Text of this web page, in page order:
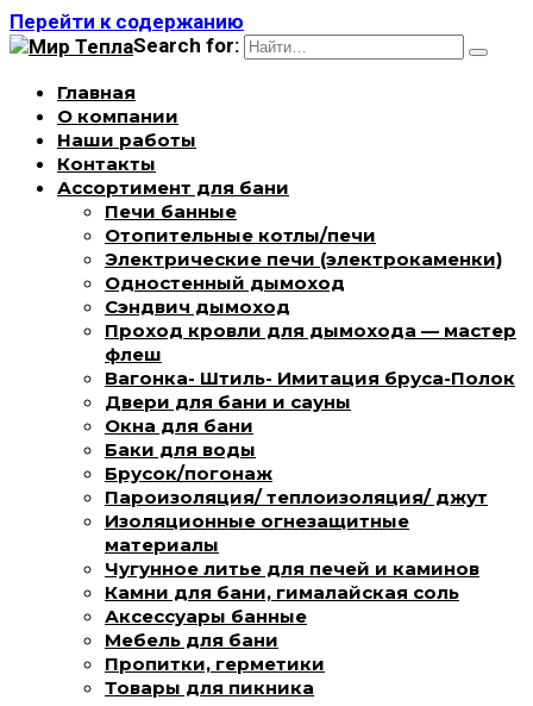
Перейти к содержанию
Search for:
Главная
О компании
Наши работы
Контакты
Ассортимент для бани
Печи банные
Отопительные котлы/печи
Электрические печи (электрокаменки)
Одностенный дымоход
Сэндвич дымоход
Проход кровли для дымохода — мастер
флеш
Вагонка- Штиль- Имитация бруса-Полок
Двери для бани и сауны
Окна для бани
Баки для воды
Брусок/погонаж
Пароизоляция/ теплоизоляция/ джут
Изоляционные огнезащитные
материалы
Чугунное литье для печей и каминов
Камни для бани, гималайская соль
Аксессуары банные
Мебель для бани
Пропитки, герметики
Товары для пикника